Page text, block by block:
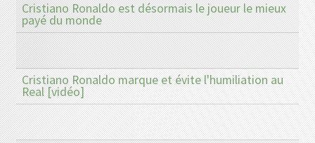
Cristiano Ronaldo est désormais le joueur le mieux
payé du monde
Cristiano Ronaldo marque et évite l'humiliation au
Real [vidéo]